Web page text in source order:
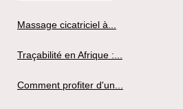
Massage cicatriciel à...
Traçabilité en Afrique :...
Comment profiter d'un...